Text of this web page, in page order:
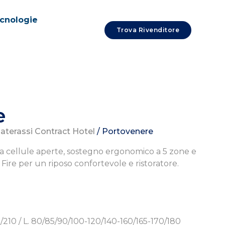
Trova Rivenditore
Contract Hotel / Portovenere
cellule aperte, sostegno ergonomico a 5 zone e
per un riposo confortevole e ristoratore.
/ L. 80/85/90/100-120/140-160/165-170/180